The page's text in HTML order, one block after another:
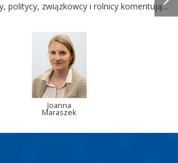
politycy, związkowcy i rolnicy komentują…
Joanna
Maraszek